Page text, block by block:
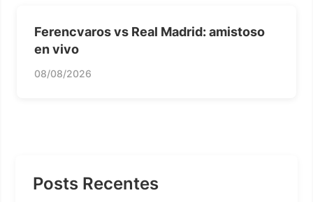
Ferencvaros vs Real Madrid: amistoso
en vivo
08/08/2026
Posts Recentes